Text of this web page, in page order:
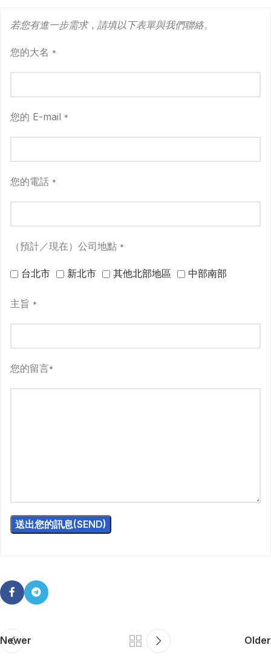
若您有進一步需求，請填以下表單與我們聯絡。
您的大名 *
您的 E-mail *
您的電話 *
（預計／現在）公司地點 *
台北市 新北市 其他北部地區 中部南部
主旨 *
您的留言*
Newer Older